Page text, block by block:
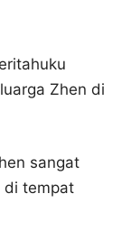
Zhen di
sangat
di tempat